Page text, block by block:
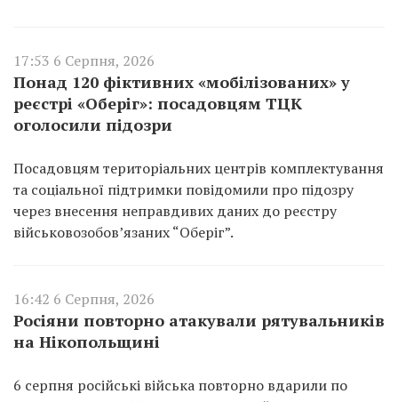
17:53 6 Серпня, 2026
Понад 120 фіктивних «мобілізованих» у
реєстрі «Оберіг»: посадовцям ТЦК
оголосили підозри
Посадовцям територіальних центрів комплектування
та соціальної підтримки повідомили про підозру
через внесення неправдивих даних до реєстру
військовозобов’язаних “Оберіг”.
16:42 6 Серпня, 2026
Росіяни повторно атакували рятувальників
на Нікопольщині
6 серпня російські війська повторно вдарили по